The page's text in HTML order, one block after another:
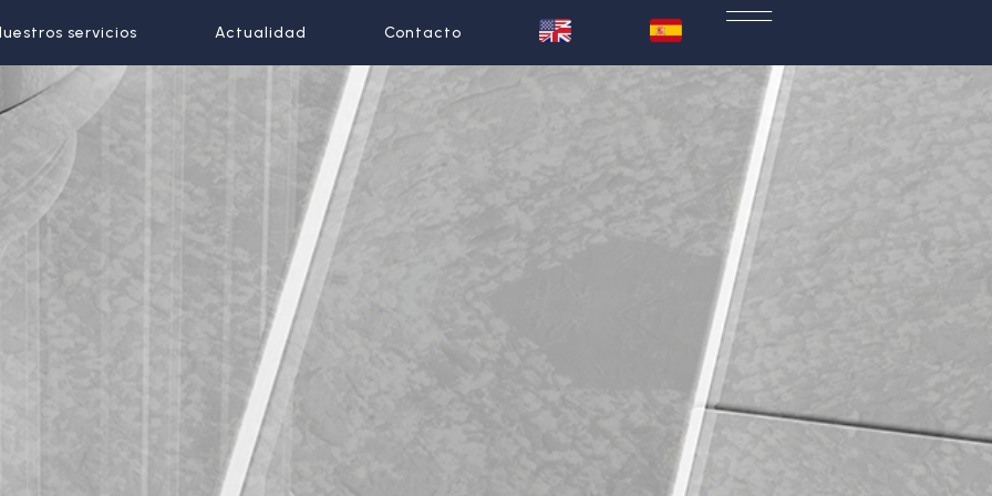
servicios Actualidad Contacto
servicios Actualidad Contacto